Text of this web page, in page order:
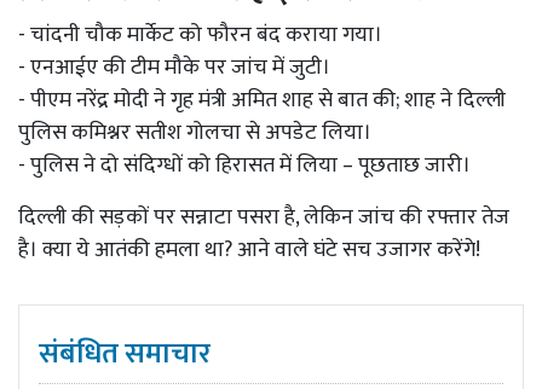
- चांदनी चौक मार्केट को फौरन बंद कराया गया।
- एनआईए की टीम मौके पर जांच में जुटी।
- पीएम नरेंद्र मोदी ने गृह मंत्री अमित शाह से बात की; शाह ने दिल्ली
पुलिस कमिश्नर सतीश गोलचा से अपडेट लिया।
- पुलिस ने दो संदिग्धों को हिरासत में लिया – पूछताछ जारी।
दिल्ली की सड़कों पर सन्नाटा पसरा है, लेकिन जांच की रफ्तार तेज
है। क्या ये आतंकी हमला था? आने वाले घंटे सच उजागर करेंगे!
संबंधित समाचार